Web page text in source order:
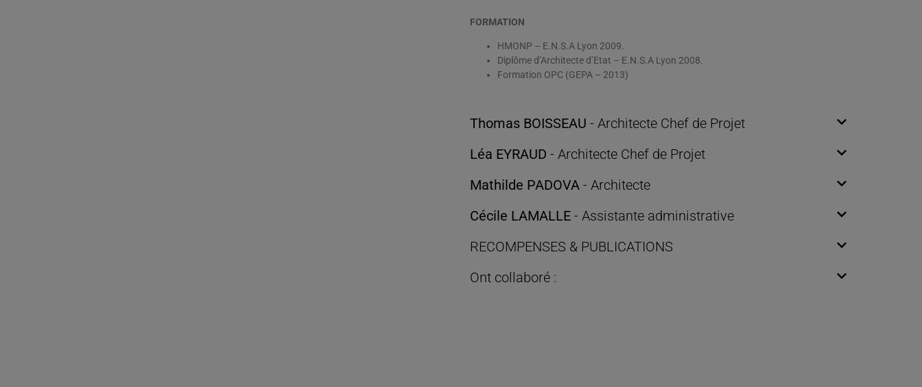
FORMATION
HMONP – E.N.S.A Lyon 2009.
Diplôme d’Architecte d’Etat – E.N.S.A Lyon 2008.
Formation OPC (GEPA – 2013)
Thomas BOISSEAU - Architecte Chef de Projet
Léa EYRAUD - Architecte Chef de Projet
Mathilde PADOVA- Architecte
Cécile LAMALLE- Assistante administrative
RECOMPENSES & PUBLICATIONS
Ont collaboré :